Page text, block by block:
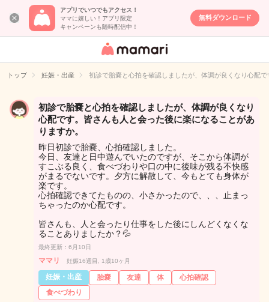
アプリでいつでもアクセス！
ママに嬉しい！アプリ限定
キャンペーンも随時配信中！
無料ダウンロード
女性専用匿名QA
イト
トップ 妊娠・出産 初診で胎嚢と心拍を確認しましたが、体調が良くなり心配
初診で胎嚢と心拍を確認しましたが、体調が良くなり
心配です。皆さんも人と会った後に楽になることがあ
りますか。
昨日初診で胎嚢、心拍確認しました。
今日、友達と日中遊んでいたのですが、そこから体調が
すこぶる良く、食べづわりや口の中に後味が残る不快感
がまるでないです。夕方に解散して、今もとても身体が
楽です。
心拍確認できてたものの、小さかったので、、、止まっ
ちゃったのか心配です。
皆さんも、人と会ったり仕事をした後にしんどくなくな
ることありましたか？💦
最終更新：6月10日
ママリ 妊娠16週目, 1歳10ヶ月
妊娠・出産 胎嚢 友達 体
心拍確認
食べづわり